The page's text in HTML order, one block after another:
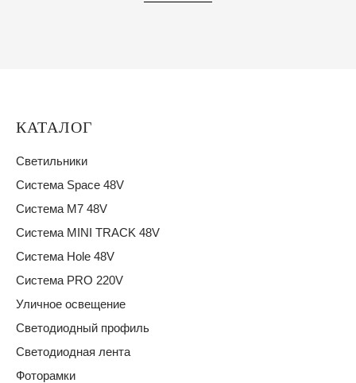
КАТАЛОГ
Светильники
Система Space 48V
Система M7 48V
Система MINI TRACK 48V
Система Hole 48V
Система PRO 220V
Уличное освещение
Светодиодный профиль
Светодиодная лента
Фоторамки